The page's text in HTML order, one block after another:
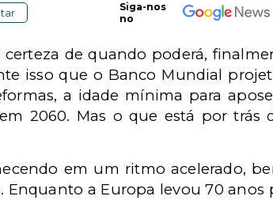
Siga-nos
no
de quando poderá,
isso que o Banco Mundial
a idade mínima para
2060. Mas o que está por trás
em um ritmo acelerado,
a Europa levou 70 anos